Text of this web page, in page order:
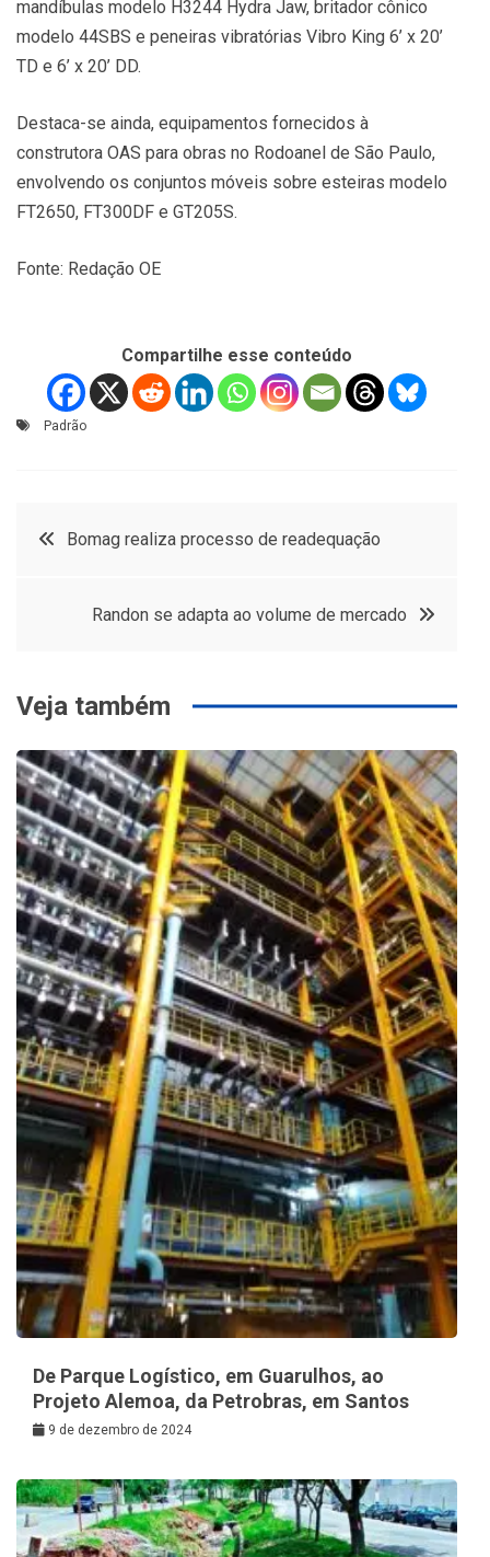
mandíbulas modelo H3244 Hydra Jaw, britador cônico
modelo 44SBS e peneiras vibratórias Vibro King 6’ x 20’
TD e 6’ x 20’ DD.
Destaca-se ainda, equipamentos fornecidos à
construtora OAS para obras no Rodoanel de São Paulo,
envolvendo os conjuntos móveis sobre esteiras modelo
FT2650, FT300DF e GT205S.
Fonte: Redação OE
Compartilhe esse conteúdo
Padrão
Navegação
Bomag realiza processo de readequação
Randon se adapta ao volume de mercado
Veja também
De Parque Logístico, em Guarulhos, ao
Projeto Alemoa, da Petrobras, em Santos
9 de dezembro de 2024